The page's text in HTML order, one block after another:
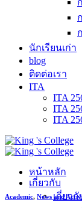
นักเรียนเก่า
blog
ติดต่อเรา
ITA
ITA
ITA
ITA
หน้าหลัก
เกี่ยวกับ
เกี่ยวกั
Academic, News and